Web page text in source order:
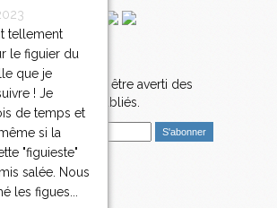
tellement
le figuier du
que je
! Je
de temps et
si la
"figuieste"
salée. Nous
les figues...
vous pour être averti des
articles publiés.